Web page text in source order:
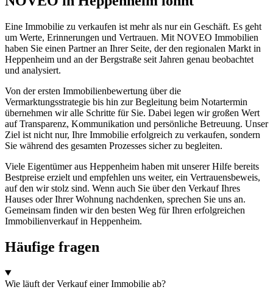
Eine Immobilie zu verkaufen ist mehr als nur ein Geschäft. Es geht
um Werte, Erinnerungen und Vertrauen. Mit NOVEO Immobilien
haben Sie einen Partner an Ihrer Seite, der den regionalen Markt in
Heppenheim und an der Bergstraße seit Jahren genau beobachtet
und analysiert.
Von der ersten Immobilienbewertung über die
Vermarktungsstrategie bis hin zur Begleitung beim Notartermin
übernehmen wir alle Schritte für Sie. Dabei legen wir großen Wert
auf Transparenz, Kommunikation und persönliche Betreuung. Unser
Ziel ist nicht nur, Ihre Immobilie erfolgreich zu verkaufen, sondern
Sie während des gesamten Prozesses sicher zu begleiten.
Viele Eigentümer aus Heppenheim haben mit unserer Hilfe bereits
Bestpreise erzielt und empfehlen uns weiter, ein Vertrauensbeweis,
auf den wir stolz sind. Wenn auch Sie über den Verkauf Ihres
Hauses oder Ihrer Wohnung nachdenken, sprechen Sie uns an.
Gemeinsam finden wir den besten Weg für Ihren erfolgreichen
Immobilienverkauf in Heppenheim.
Häufige fragen
Wie läuft der Verkauf einer Immobilie ab?